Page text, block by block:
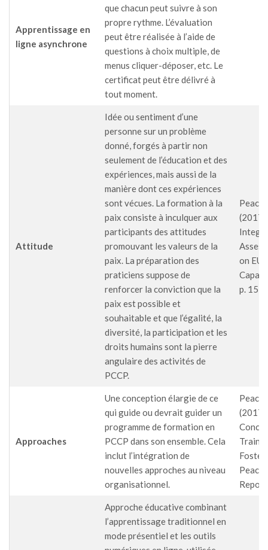
Apprentissage en
ligne asynchrone
que chacun peut suivre à son
propre rythme. L’évaluation
peut être réalisée à l’aide de
questions à choix multiple, de
menus cliquer-déposer, etc. Le
certificat peut être délivré à
tout moment.
Attitude
Idée ou sentiment d’une
personne sur un problème
donné, forgés à partir non
seulement de l’éducation et des
expériences, mais aussi de la
manière dont ces expériences
sont vécues. La formation à la
paix consiste à inculquer aux
participants des attitudes
promouvant les valeurs de la
paix. La préparation des
praticiens suppose de
renforcer la conviction que la
paix est possible et
souhaitable et que l’égalité, la
diversité, la participation et les
droits humains sont la pierre
angulaire des activités de
PCCP.
on
p. 15
Approaches
Une conception élargie de ce
qui guide ou devrait guider un
programme de formation en
PCCP dans son ensemble. Cela
inclut l’intégration de
nouvelles approches au niveau
organisationnel.
(2017)
Foster
Approche éducative combinant
l’apprentissage traditionnel en
mode présentiel et les outils